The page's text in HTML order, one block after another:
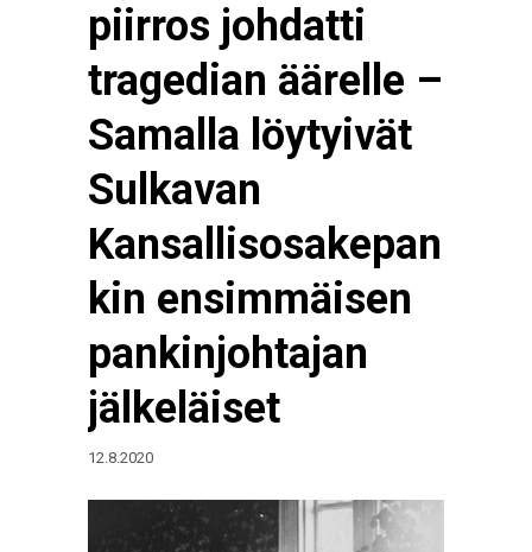
piirros johdatti
tragedian äärelle –
Samalla löytyivät
Sulkavan
Kansallisosakepan
kin ensimmäisen
pankinjohtajan
jälkeläiset
12.8.2020